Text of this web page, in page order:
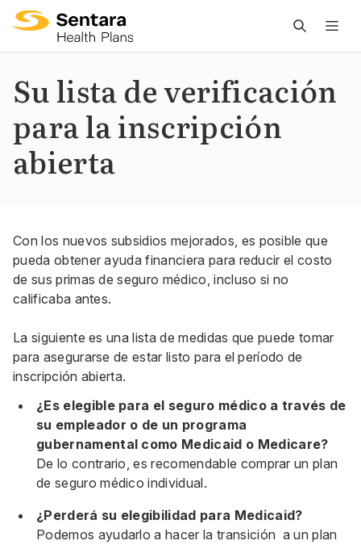
Su lista de verificación
para la inscripción
abierta
Con los nuevos subsidios mejorados, es posible que
pueda obtener ayuda financiera para reducir el costo
de sus primas de seguro médico, incluso si no
calificaba antes.
La siguiente es una lista de medidas que puede tomar
para asegurarse de estar listo para el período de
inscripción abierta.
¿Es elegible para el seguro médico a través de
su empleador o de un programa
gubernamental como Medicaid o Medicare?
De lo contrario, es recomendable comprar un plan
de seguro médico individual.
¿Perderá su elegibilidad para Medicaid?
Podemos ayudarlo a hacer la transición a un plan